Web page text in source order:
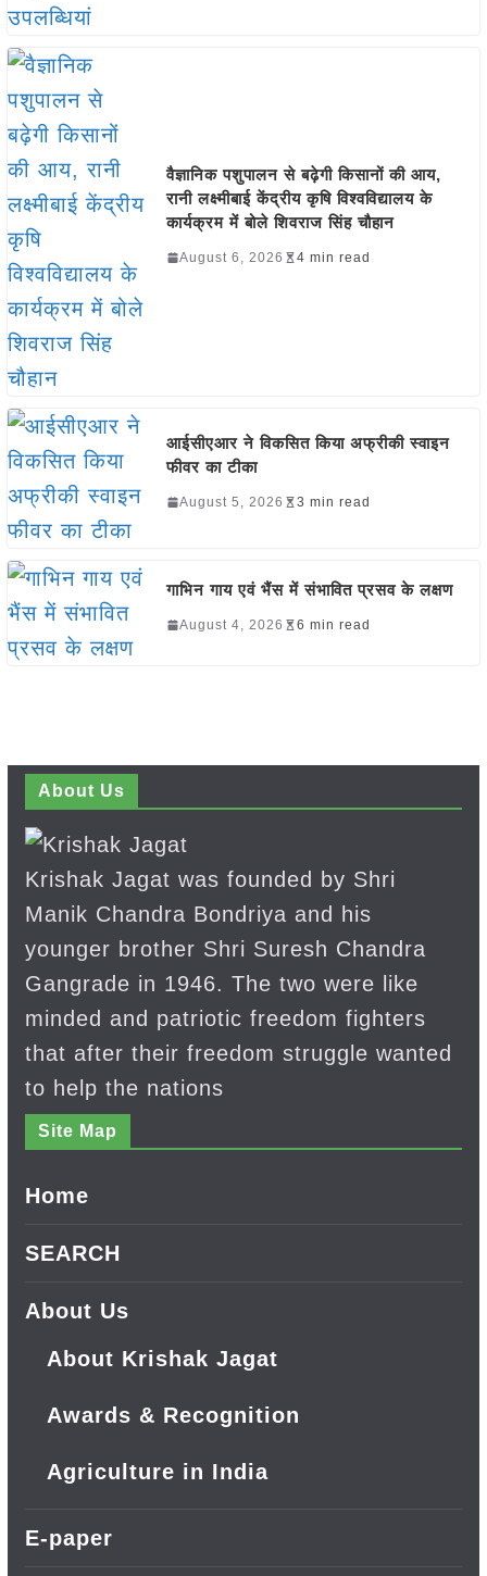
वैज्ञानिक पशुपालन से बढ़ेगी किसानों की आय,
रानी लक्ष्मीबाई केंद्रीय कृषि विश्वविद्यालय के
कार्यक्रम में बोले शिवराज सिंह चौहान
August 6, 2026 4 min read
आईसीएआर ने विकसित किया अफ्रीकी स्वाइन
फीवर का टीका
August 5, 2026 3 min read
गाभिन गाय एवं भैंस में संभावित प्रसव के लक्षण
August 4, 2026 6 min read
About Us
Krishak Jagat was founded by Shri
Manik Chandra Bondriya and his
younger brother Shri Suresh Chandra
Gangrade in 1946. The two were like
minded and patriotic freedom fighters
that after their freedom struggle wanted
to help the nations
Site Map
Home
SEARCH
About Us
About Krishak Jagat
Awards & Recognition
Agriculture in India
E-paper